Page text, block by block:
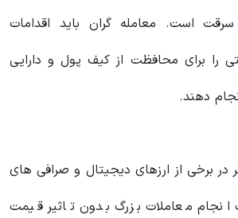
است. معامله گران باید اقدامات
را برای محافظت از کیف پول و دارایی
دهند.
در برخی از ارزهای دیجیتال و صرافی های
معاملات بزرگ بدون تاثیر قیمت